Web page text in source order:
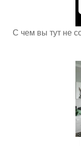
С чем вы тут не